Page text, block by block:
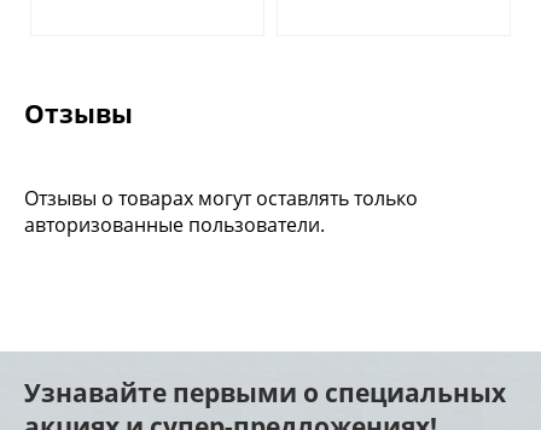
Отзывы
Отзывы о товарах могут оставлять только
авторизованные пользователи.
Узнавайте первыми о специальных